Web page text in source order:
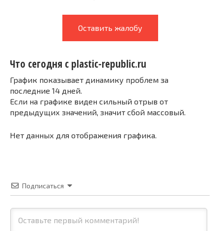
Оставить жалобу
Что сегодня с plastic-republic.ru
График показывает динамику проблем за
последние 14 дней.
Если на графике виден сильный отрыв от
предыдущих значений, значит сбой массовый.
Нет данных для отображения графика.
Подписаться